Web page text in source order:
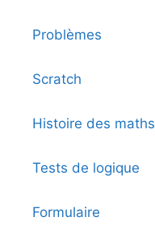
Problèmes
Scratch
Histoire des maths
Tests de logique
Formulaire